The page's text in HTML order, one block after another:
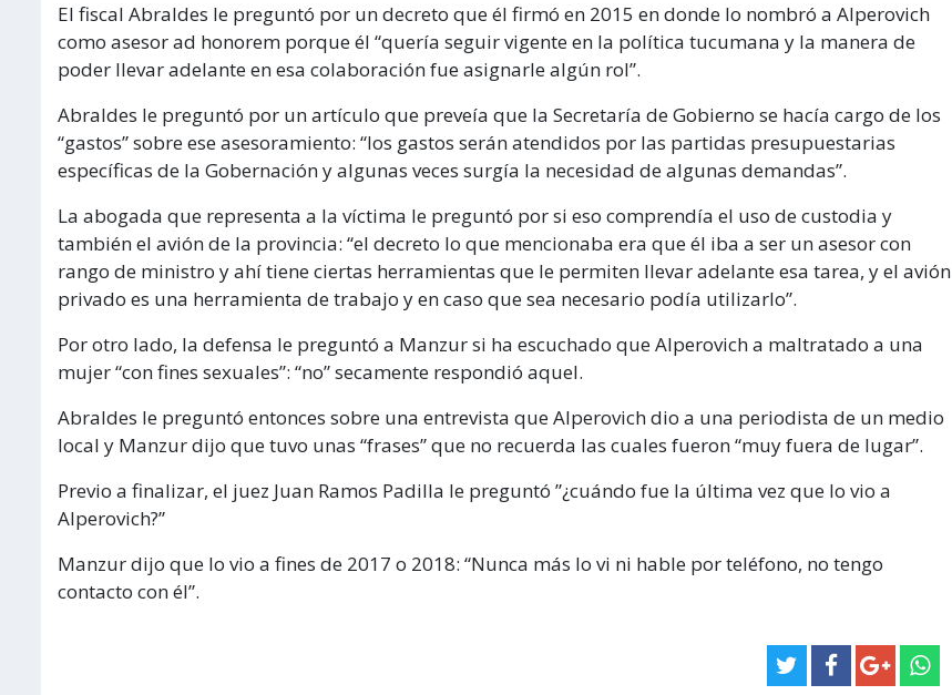
El fiscal Abraldes le preguntó por un decreto que él firmó en 2015 en donde lo nombró a Alperovich
como asesor ad honorem porque él “quería seguir vigente en la política tucumana y la manera de
poder llevar adelante en esa colaboración fue asignarle algún rol”.
Abraldes le preguntó por un artículo que preveía que la Secretaría de Gobierno se hacía cargo de los
“gastos” sobre ese asesoramiento: “los gastos serán atendidos por las partidas presupuestarias
específicas de la Gobernación y algunas veces surgía la necesidad de algunas demandas”.
La abogada que representa a la víctima le preguntó por si eso comprendía el uso de custodia y
también el avión de la provincia: “el decreto lo que mencionaba era que él iba a ser un asesor con
rango de ministro y ahí tiene ciertas herramientas que le permiten llevar adelante esa tarea, y el avión
privado es una herramienta de trabajo y en caso que sea necesario podía utilizarlo”.
Por otro lado, la defensa le preguntó a Manzur si ha escuchado que Alperovich a maltratado a una
mujer “con fines sexuales”: “no” secamente respondió aquel.
Abraldes le preguntó entonces sobre una entrevista que Alperovich dio a una periodista de un medio
local y Manzur dijo que tuvo unas “frases” que no recuerda las cuales fueron “muy fuera de lugar”.
Previo a finalizar, el juez Juan Ramos Padilla le preguntó ”¿cuándo fue la última vez que lo vio a
Alperovich?”
Manzur dijo que lo vio a fines de 2017 o 2018: “Nunca más lo vi ni hable por teléfono, no tengo
contacto con él”.